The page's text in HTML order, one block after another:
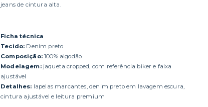
jeans de cintura alta.
Ficha técnica
Tecido: Denim preto
Composição:100% algodão
Modelagem:jaqueta cropped, com referência biker e faixa
ajustável
Detalhes: lapelas marcantes, denim preto em lavagem escura,
cintura ajustável e leitura premium